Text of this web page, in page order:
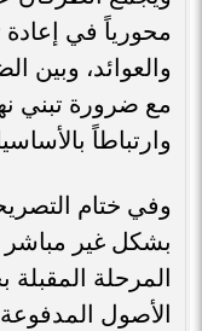
محورياً في إعادة
والعوائد، وبين
مع ضرورة تبني
وارتباطاً
وفي ختام
بشكل غير
المرحلة
الأصول